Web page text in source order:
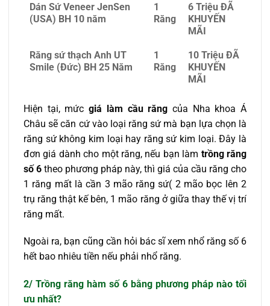
Dán Sứ Veneer JenSen
(USA) BH 10 năm
1
Răng
6 Triệu ĐÃ
KHUYẾN
MÃI
Răng sứ thạch Anh UT
Smile (Đức) BH 25 Năm
1
Răng
10 Triệu ĐÃ
KHUYẾN
MÃI
Hiện tại, mứcgiá làm cầu răng của Nha khoa Á
Châu sẽ căn cứ vào loại răng sứ mà bạn lựa chọn là
răng sứ không kim loại hay răng sứ kim loại. Đây là
đơn giá dành cho một răng, nếu bạn làm trồng răng
số 6 theo phương pháp này, thì giá của cầu răng cho
1 răng mất là cần 3 mão răng sứ( 2 mão bọc lên 2
trụ răng thật kế bên, 1 mão răng ở giữa thay thế vị trí
răng mất.
Ngoài ra, bạn cũng cần hỏi bác sĩ xem nhổ răng số 6
hết bao nhiêu tiền nếu phải nhổ răng.
2/ Trồng răng hàm số 6 bằng phương pháp nào tối
ưu nhất?